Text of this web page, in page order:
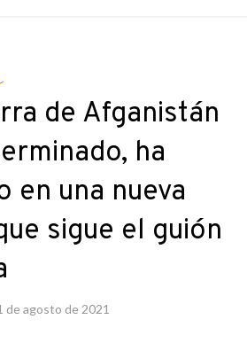
de Afganistán
ha
en una nueva
sigue el guión
de agosto de 2021